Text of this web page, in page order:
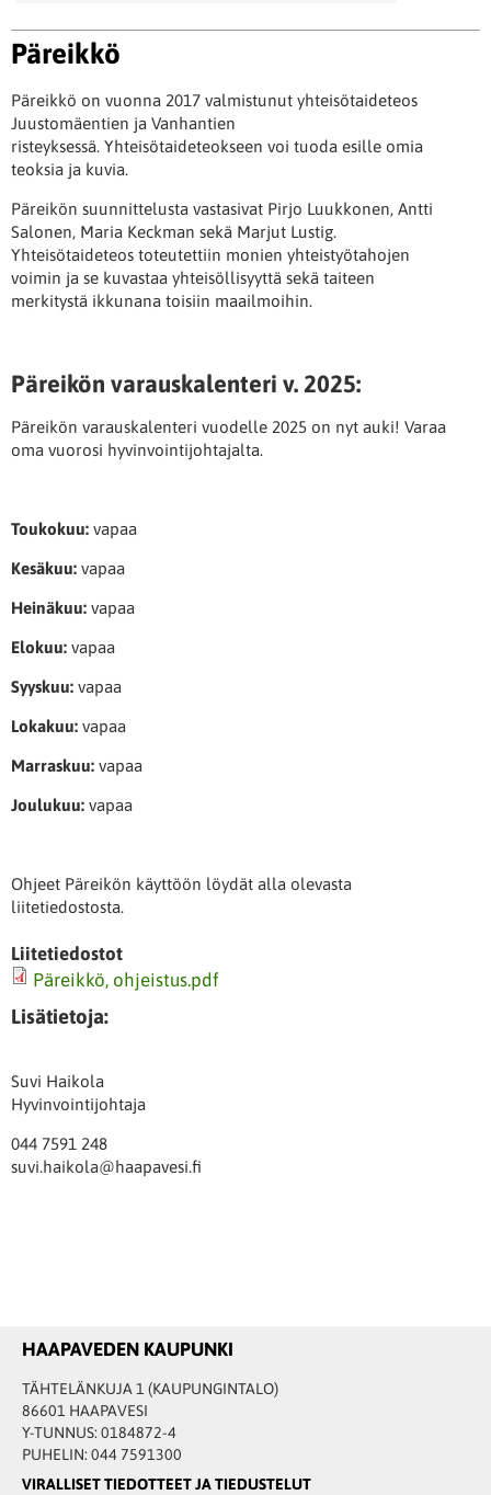
Päreikkö
Päreikkö on vuonna 2017 valmistunut yhteisötaideteos
Juustomäentien ja Vanhantien
risteyksessä. Yhteisötaideteokseen voi tuoda esille omia
teoksia ja kuvia.
Päreikön suunnittelusta vastasivat Pirjo Luukkonen, Antti
Salonen, Maria Keckman sekä Marjut Lustig.
Yhteisötaideteos toteutettiin monien yhteistyötahojen
voimin ja se kuvastaa yhteisöllisyyttä sekä taiteen
merkitystä ikkunana toisiin maailmoihin.
Päreikön varauskalenteri v. 2025:
Päreikön varauskalenteri vuodelle 2025 on nyt auki! Varaa
oma vuorosi hyvinvointijohtajalta.
Toukokuu: vapaa
Kesäkuu: vapaa
Heinäkuu: vapaa
Elokuu: vapaa
Syyskuu: vapaa
Lokakuu: vapaa
Marraskuu: vapaa
Joulukuu: vapaa
Ohjeet Päreikön käyttöön löydät alla olevasta
liitetiedostosta.
Liitetiedostot
Päreikkö, ohjeistus.pdf
Lisätietoja:
Suvi Haikola
Hyvinvointijohtaja
044 7591 248
suvi.haikola@haapavesi.fi
HAAPAVEDEN KAUPUNKI
TÄHTELÄNKUJA 1 (KAUPUNGINTALO)
86601 HAAPAVESI
Y-TUNNUS: 0184872-4
PUHELIN: 044 7591300
VIRALLISET TIEDOTTEET JA TIEDUSTELUT